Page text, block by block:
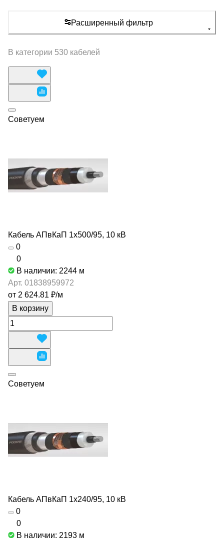
Расширенный фильтр
В категории 530 кабелей
Советуем
Кабель АПвКаП 1х500/95, 10 кВ
0
0
В наличии: 2244 м
Арт. 01838959972
от 2 624.81 ₽/м
В корзину
Советуем
Кабель АПвКаП 1х240/95, 10 кВ
0
0
В наличии: 2193 м